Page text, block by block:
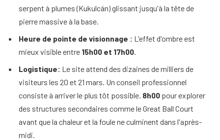
serpent à plumes (Kukulcán) glissant jusqu'à la tête de
pierre massive à la base.
Heure de pointe de visionnage : L'effet d'ombre est
mieux visible entre 15h00 et 17h00.
Logistique: Le site attend des dizaines de milliers de
visiteurs les 20 et 21 mars. Un conseil professionnel
consiste à arriver le plus tôt possible. 8h00 pour explorer
des structures secondaires comme le Great Ball Court
avant que la chaleur et la foule ne culminent dans l'après-
midi.